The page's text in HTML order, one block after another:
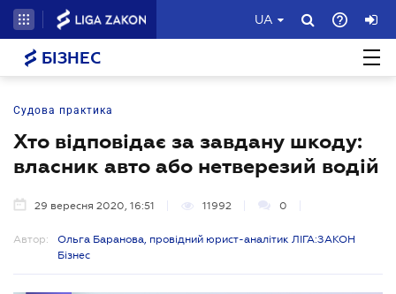
UA
БІЗНЕС
Судова практика
Хто відповідає за завдану шкоду:
власник авто або нетверезий водій
29 вересня 2020, 16:51 11992 0
Автор:
Ольга Баранова, провідний юрист-аналітик ЛІГА:ЗАКОН
Бізнес